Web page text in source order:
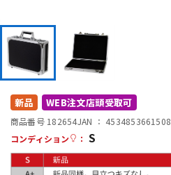
DTM オンライン納品
配信/ライブ機器
中古
新品 WEB注文店頭受取可
商品番号 182654JAN ： 4534853661508
コンディション
： S